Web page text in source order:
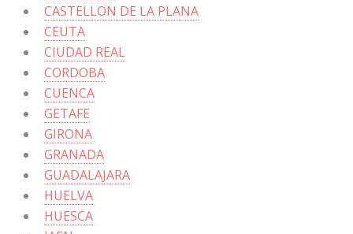
CASTELLON DE LA PLANA
CEUTA
CIUDAD REAL
CORDOBA
CUENCA
GETAFE
GIRONA
GRANADA
GUADALAJARA
HUELVA
HUESCA